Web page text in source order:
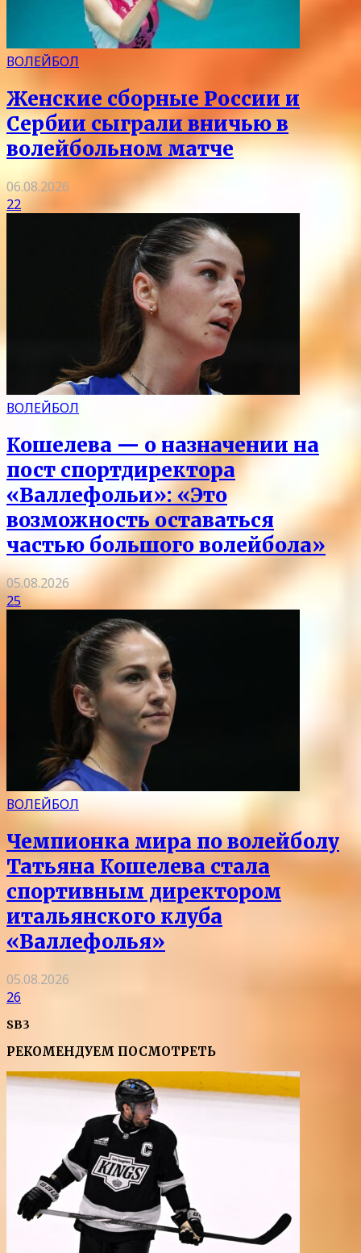
ВОЛЕЙБОЛ
Женские сборные России и
Сербии сыграли вничью в
волейбольном матче
06.08.2026
22
ВОЛЕЙБОЛ
Кошелева — о назначении на
пост спортдиректора
«Валлефольи»: «Это
возможность оставаться
частью большого волейбола»
05.08.2026
25
ВОЛЕЙБОЛ
Чемпионка мира по волейболу
Татьяна Кошелева стала
спортивным директором
итальянского клуба
«Валлефолья»
05.08.2026
26
SB3
РЕКОМЕНДУЕМ ПОСМОТРЕТЬ